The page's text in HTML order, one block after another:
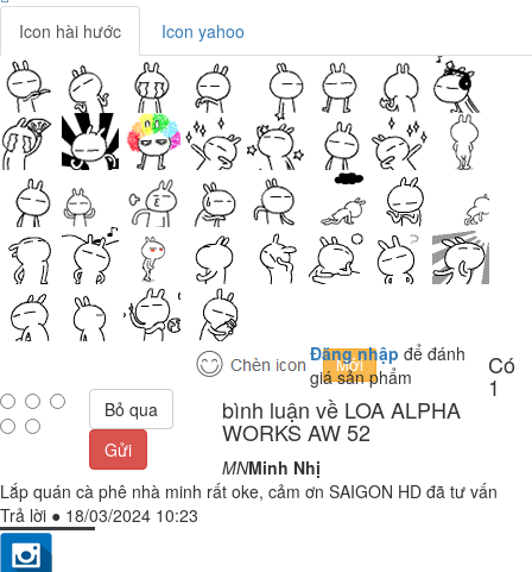
Icon hài hước Icon yahoo
Đăng nhập để đánh
giá sản phẩm
Bỏ qua
Gửi
Có
1
bình luận về LOA ALPHA
WORKS AW 52
MNMinh Nhị
Lắp quán cà phê nhà minh rất oke, cảm ơn SAIGON HD đã tư vấn
Trả lời ● 18/03/2024 10:23